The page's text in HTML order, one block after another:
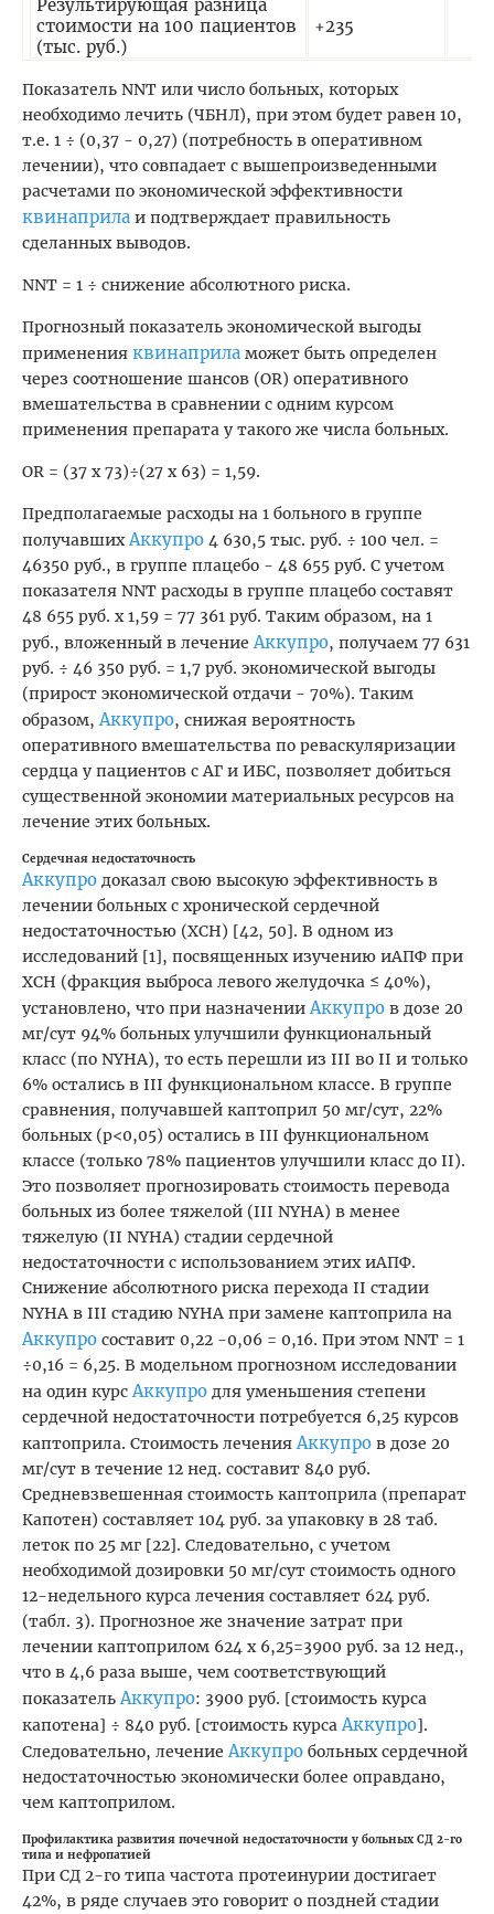
Результирующая разница
стоимости на 100 пациентов
(тыс. руб.)
+235
Показатель NNT или число больных, которых
необходимо лечить (ЧБНЛ), при этом будет равен 10,
т.е. 1 ÷ (0,37 - 0,27) (потребность в оперативном
лечении), что совпадает с вышепроизведенными
расчетами по экономической эффективности
квинаприла и подтверждает правильность
сделанных выводов.
NNT = 1 ÷ снижение абсолютного риска.
Прогнозный показатель экономической выгоды
применения квинаприла может быть определен
через соотношение шансов (OR) оперативного
вмешательства в сравнении с одним курсом
применения препарата у такого же числа больных.
OR = (37 х 73)÷(27 х 63) = 1,59.
Предполагаемые расходы на 1 больного в группе
получавшихАккупро 4 630,5 тыс. руб. ÷ 100 чел. =
46350 руб., в группе плацебо - 48 655 руб. С учетом
показателя NNT расходы в группе плацебо составят
48 655 руб. х 1,59 = 77 361 руб. Таким образом, на 1
руб., вложенный в лечениеАккупро, получаем 77 631
руб. ÷ 46 350 руб. = 1,7 руб. экономической выгоды
(прирост экономической отдачи - 70%). Таким
образом,Аккупро, снижая вероятность
оперативного вмешательства по реваскуляризации
сердца у пациентов с АГ и ИБС, позволяет добиться
существенной экономии материальных ресурсов на
лечение этих больных.
Сердечная недостаточность
Аккупро доказал свою высокую эффективность в
лечении больных с хронической сердечной
недостаточностью (ХСН) [42, 50]. В одном из
исследований [1], посвященных изучению иАПФ при
ХСН (фракция выброса левого желудочка ≤ 40%),
установлено, что при назначенииАккупро в дозе 20
мг/сут 94% больных улучшили функциональный
класс (по NYHA), то есть перешли из III во II и только
6% остались в III функциональном классе. В группе
сравнения, получавшей каптоприл 50 мг/сут, 22%
больных (p<0,05) остались в III функциональном
классе (только 78% пациентов улучшили класс до II).
Это позволяет прогнозировать стоимость перевода
больных из более тяжелой (III NYHA) в менее
тяжелую (II NYHA) стадии сердечной
недостаточности с использованием этих иАПФ.
Снижение абсолютного риска перехода II стадии
NYHA в III стадию NYHA при замене каптоприла на
Аккупро составит 0,22 -0,06 = 0,16. При этом NNT = 1
÷0,16 = 6,25. В модельном прогнозном исследовании
на один курсАккупро для уменьшения степени
сердечной недостаточности потребуется 6,25 курсов
каптоприла. Стоимость леченияАккупро в дозе 20
мг/сут в течение 12 нед. составит 840 руб.
Средневзвешенная стоимость каптоприла (препарат
Капотен) составляет 104 руб. за упаковку в 28 таб.
леток по 25 мг [22]. Следовательно, с учетом
необходимой дозировки 50 мг/сут стоимость одного
12-недельного курса лечения составляет 624 руб.
(табл. 3). Прогнозное же значение затрат при
лечении каптоприлом 624 х 6,25=3900 руб. за 12 нед.,
что в 4,6 раза выше, чем соответствующий
показательАккупро: 3900 руб. [стоимость курса
капотена] ÷ 840 руб. [стоимость курсаАккупро].
Следовательно, лечениеАккупро больных сердечной
недостаточностью экономически более оправдано,
чем каптоприлом.
Профилактика развития почечной недостаточности у больных СД 2-го
типа и нефропатией
При СД 2-го типа частота протеинурии достигает
42%, в ряде случаев это говорит о поздней стадии